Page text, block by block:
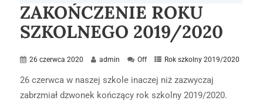
ZAKOŃCZENIE ROKU
SZKOLNEGO 2019/2020
26 czerwca 2020 admin Off Rok szkolny 2019/2020
26 czerwca w naszej szkole inaczej niż zazwyczaj
zabrzmiał dzwonek kończący rok szkolny 2019/2020.